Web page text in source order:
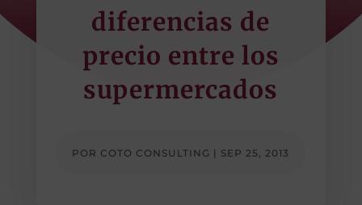
diferencias de
precio entre los
supermercados
POR COTO CONSULTING | SEP 25, 2013